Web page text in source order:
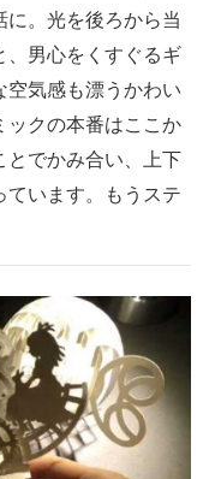
に。光を後ろから当
、男心をくすぐるギ
空気感も漂うかわい
ックの本番はここか
とでかみ合い、上下
ています。もうステ